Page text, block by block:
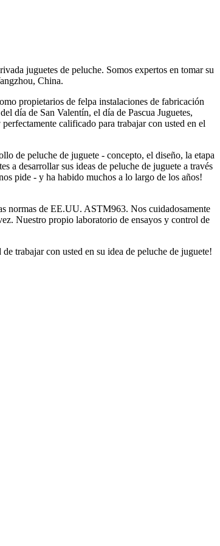
juguetes de peluche. Somos expertos en tomar su
China.
propietarios de felpa instalaciones de fabricación
día de San Valentín, el día de Pascua Juguetes,
calificado para trabajar con usted en el
de peluche de juguete - concepto, el diseño, la etapa
a desarrollar sus ideas de peluche de juguete a través
pide - y ha habido muchos a lo largo de los años!
normas de EE.UU. ASTM963. Nos cuidadosamente
Nuestro propio laboratorio de ensayos y control de
trabajar con usted en su idea de peluche de juguete!